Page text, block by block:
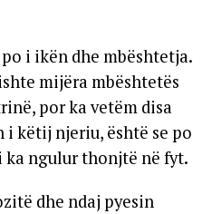
i ikën dhe mbështetja.
mijëra mbështetës
por ka vetëm disa
i këtij njeriu, është se po
ka ngulur thonjtë në fyt.
dhe ndaj pyesin